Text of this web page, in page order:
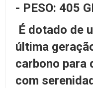
- PESO: 405
É dotado de
última
carbono para
com